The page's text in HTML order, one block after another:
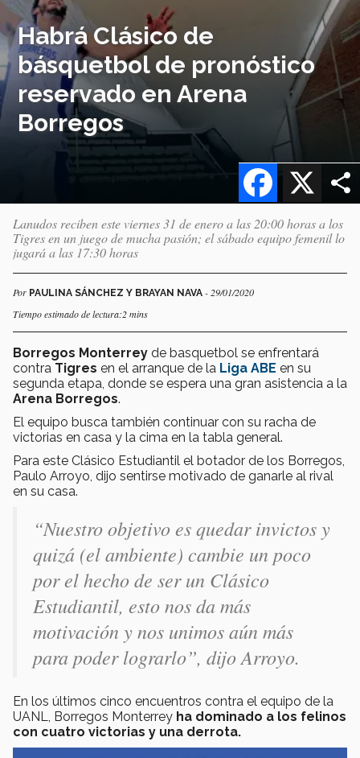
Habrá Clásico de
básquetbol de pronóstico
reservado en Arena
Borregos
X
Facebook
Lanudos reciben este viernes 31 de enero a las 20:00 horas a los
Tigres en un juego de mucha pasión; el sábado equipo femenil lo
jugará a las 17:30 horas
Por PAULINA SÁNCHEZ Y BRAYAN NAVA - 29/01/2020
Tiempo estimado de lectura:2 mins
Borregos Monterrey de basquetbol se enfrentará
contra Tigres en el arranque de la Liga ABE en su
segunda etapa, donde se espera una gran asistencia a la
Arena Borregos.
El equipo busca también continuar con su racha de
victorias en casa y la cima en la tabla general.
Para este Clásico Estudiantil el botador de los Borregos,
Paulo Arroyo, dijo sentirse motivado de ganarle al rival
en su casa.
“Nuestro objetivo es quedar invictos y
quizá (el ambiente) cambie un poco
por el hecho de ser un Clásico
Estudiantil, esto nos da más
motivación y nos unimos aún más
para poder lograrlo”, dijo Arroyo.
En los últimos cinco encuentros contra el equipo de la
UANL, Borregos Monterrey ha dominado a los felinos
con cuatro victorias y una derrota.